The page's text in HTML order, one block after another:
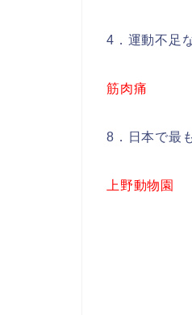
4．運動不足
筋肉痛
8．日本で最
上野動物園